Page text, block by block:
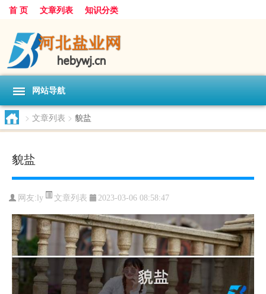
首 页 文章列表 知识分类
网站导航
> 文章列表 > 貌盐
貌盐
网友: ly 文章列表 2023-03-06 08:58:47